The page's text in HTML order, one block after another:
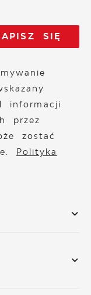
informacji
przez
zostać
Polityka